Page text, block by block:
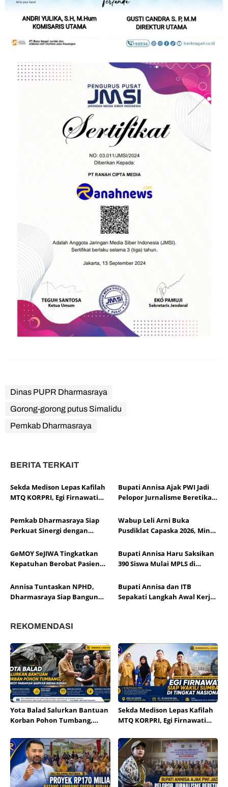
Dinas PUPR Dharmasraya
Gorong-gorong putus Simalidu
Pemkab Dharmasraya
BERITA TERKAIT
Sekda Medison Lepas Kafilah
MTQ KORPRI, Egi Firnawati
Nasional
Bupati Annisa Ajak PWI Jadi
Pelopor Jurnalisme Beretika
Pemkab Dharmasraya Siap
Perkuat Sinergi dengan
Kepemimpinan Marlon
Martua
Wabup Leli Arni Buka
Pusdiklat Capaska 2026, Minta
Negara
GeMOY SeJIWA Tingkatkan
Kepatuhan Berobat Pasien
Bupati Annisa Haru Saksikan
390 Siswa Mulai MPLS di
Annisa Tuntaskan NPHD,
Dharmasraya Siap Bangun
Bupati Annisa dan ITB
Sepakati Langkah Awal Kerja
REKOMENDASI
Yota Balad Salurkan Bantuan
Korban Pohon Tumbang,
Bedah Rumah
Sekda Medison Lepas Kafilah
MTQ KORPRI, Egi Firnawati
Nasional